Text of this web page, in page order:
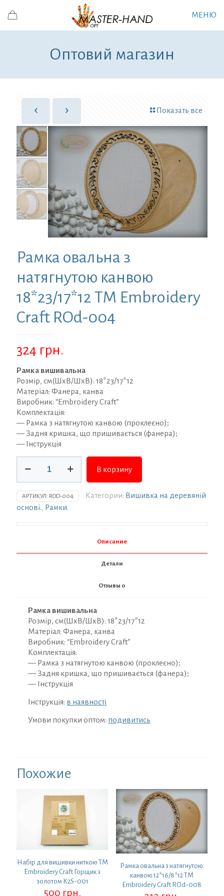
МЕНЮ
Оптовий магазин
Показать все
Рамка овальна з
натягнутою канвою
18*23/17*12 ТМ Embroidery
Craft ROd-004
324 грн.
Рамка вишивальна
Розмір, см(ШхВ/ШхВ): 18*23/17*12
Матеріал: Фанера, канва
Виробник: “Embroidery Craft”
Комплектація:
— Рамка з натягнутою канвою (проклеєно);
— Задня кришка, що пришивається (фанера);
— Інструкція
товара
Рамка
овальна
з
натягнутою
Embroidery
В корзину
АРТИКУЛ: ROD-004 Категории: Вишивка на деревяній
основі. Рамки.
Описание
Детали
Отзывы 0
Рамка вишивальна
Розмір, см(ШхВ/ШхВ): 18*23/17*12
Матеріал: Фанера, канва
Виробник: “Embroidery Craft”
Комплектація:
— Рамка з натягнутою канвою (проклеєно);
— Задня кришка, що пришивається (фанера);
— Інструкція
Інструкція: в наявності
Умови покупки оптом: подивитись
Похожие
Набір для вишивки ниткою ТМ
Embroidery Craft Горщик з
золотом K2S-001
500 грн.
Рамка овальна з натягнутою
канвою 12*16/8*12 ТМ
Embroidery Craft ROd-008